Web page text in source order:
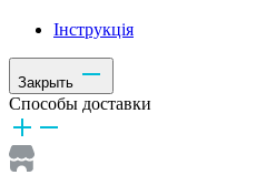
Інструкція
Закрыть
Способы доставки